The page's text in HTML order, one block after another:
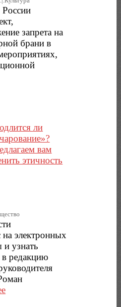
России
запрета на
брани в
ли
вам
этичность
электронных
и узнать
в редакцию